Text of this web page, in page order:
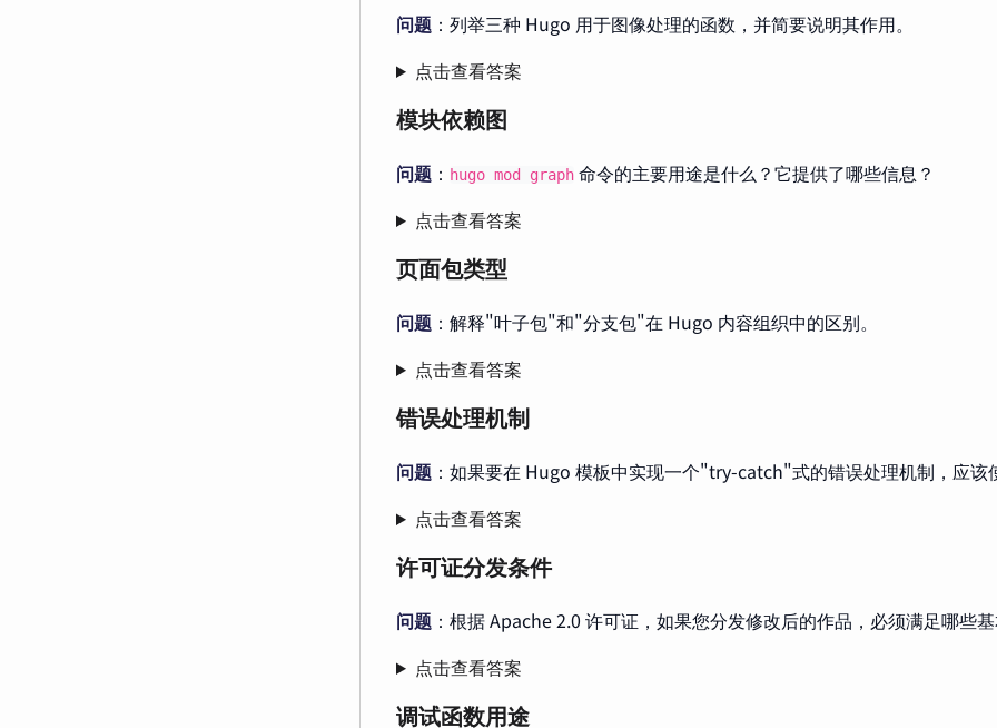
问题 ：列举三种 Hugo 用于图像处理的函数，并简要说明其作用。
点击查看答案
模块依赖图
问题 ： hugo mod graph 命令的主要用途是什么？它提供了哪些信息？
点击查看答案
页面包类型
问题 ：解释"叶子包"和"分支包"在 Hugo 内容组织中的区别。
点击查看答案
错误处理机制
问题 ：如果要在 Hugo 模板中实现一个"try-catch"式的错误处理机制，应该
点击查看答案
许可证分发条件
问题 ：根据 Apache 2.0 许可证，如果您分发修改后的作品，必须满足哪些
点击查看答案
调试函数用途